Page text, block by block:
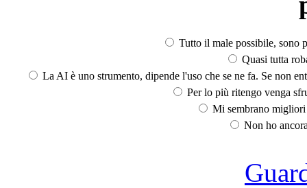
Tutto il male possibile, sono
Quasi tutta
La AI è uno strumento, dipende l'uso che se ne fa. Se non
Per lo più ritengo venga
Mi sembrano
Non ho